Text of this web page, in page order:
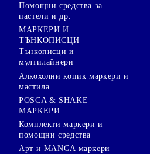
Помощни средства за
пастели и др.
МАРКЕРИ И
ТЪНКОПИСЦИ
Тънкописци и
мултилайнери
Алкохолни копик маркери и
мастила
POSCA & SHAKE
МАРКЕРИ
Комплекти маркери и
помощни средства
Арт и MANGA маркери